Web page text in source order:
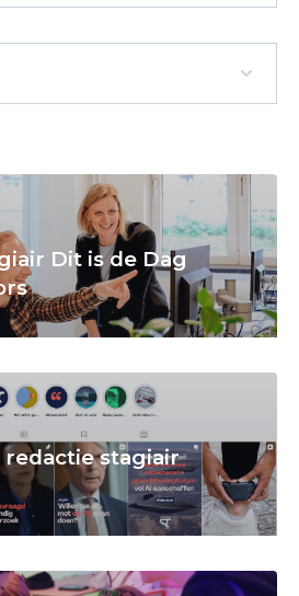
Dit is de Dag
redactie stagiair